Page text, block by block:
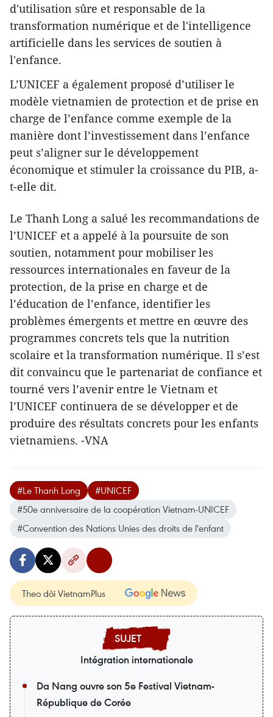
d'utilisation sûre et responsable de la
transformation numérique et de l'intelligence
artificielle dans les services de soutien à
l'enfance.
L’UNICEF a également proposé d’utiliser le
modèle vietnamien de protection et de prise en
charge de l’enfance comme exemple de la
manière dont l’investissement dans l’enfance
peut s’aligner sur le développement
économique et stimuler la croissance du PIB, a-
t-elle dit.
Le Thanh Long a salué les recommandations de
l’UNICEF et a appelé à la poursuite de son
soutien, notamment pour mobiliser les
ressources internationales en faveur de la
protection, de la prise en charge et de
l’éducation de l’enfance, identifier les
problèmes émergents et mettre en œuvre des
programmes concrets tels que la nutrition
scolaire et la transformation numérique. Il s’est
dit convaincu que le partenariat de confiance et
tourné vers l’avenir entre le Vietnam et
l’UNICEF continuera de se développer et de
produire des résultats concrets pour les enfants
vietnamiens. -VNA
#Le Thanh Long
#UNICEF
#50e anniversaire de la coopération Vietnam-UNICEF
#Convention des Nations Unies des droits de l'enfant
Theo dõi VietnamPlus
Intégration internationale
Da Nang ouvre son 5e Festival Vietnam-
République de Corée